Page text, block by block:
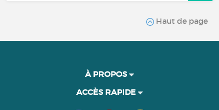
Haut de page
À PROPOS
ACCÈS RAPIDE